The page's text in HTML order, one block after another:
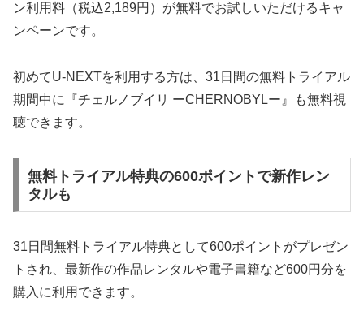
ン利用料（税込2,189円）が無料でお試しいただけるキャ
ンペーンです。
初めてU-NEXTを利用する方は、31日間の無料トライアル
期間中に『チェルノブイリ ーCHERNOBYLー』も無料視
聴できます。
無料トライアル特典の600ポイントで新作レン
タルも
31日間無料トライアル特典として600ポイントがプレゼン
トされ、最新作の作品レンタルや電子書籍など600円分を
購入に利用できます。